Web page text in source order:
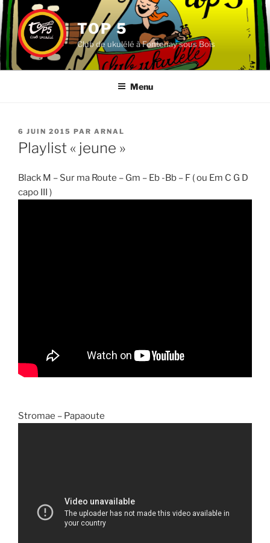
Aller
au
contenu
principal
TOP 5
Club de ukulélé à Fontenay sous Bois
Menu
PUBLIÉ
LE
6 JUIN 2015 PAR ARNAL
Playlist « jeune »
Black M – Sur ma Route – Gm – Eb -Bb – F ( ou Em C G D
capo III )
Stromae – Papaoute